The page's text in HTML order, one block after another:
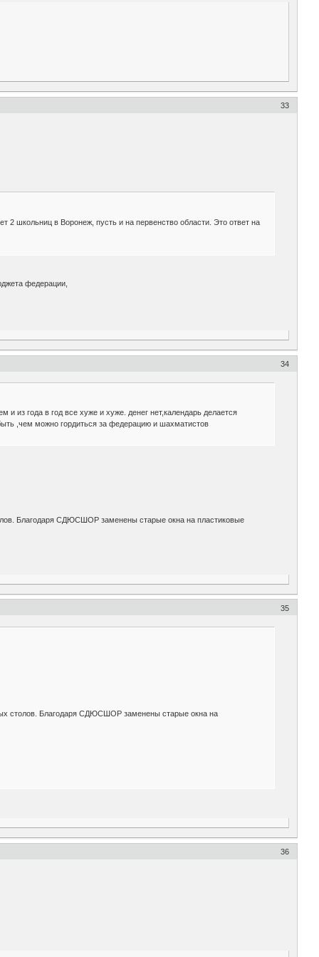
33
2 школьниц в Воронеж, пусть и на первенство области. Это ответ на
федерации,
34
из года в год все хуже и хуже. денег нет,календарь делается
,чем можно гордиться за федерацию и шахматистов
Благодаря СДЮСШОР заменены старые окна на пластиковые
35
столов. Благодаря СДЮСШОР заменены старые окна на
36